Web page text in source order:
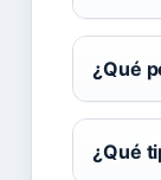
¿Qué
¿Qué